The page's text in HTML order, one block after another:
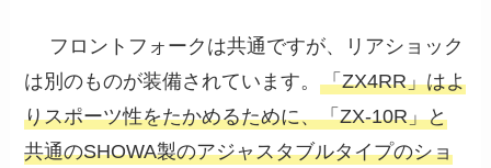
フロントフォークは共通ですが、リアショック
は別のものが装備されています。「ZX4RR」はよ
りスポーツ性をたかめるために、「ZX-10R」と
共通のSHOWA製のアジャスタブルタイプのショ